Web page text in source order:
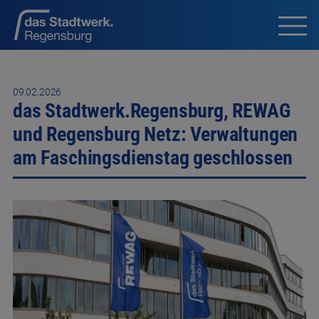
09.02.2026
das Stadtwerk.Regensburg, REWAG
und Regensburg Netz: Verwaltungen
am Faschingsdienstag geschlossen